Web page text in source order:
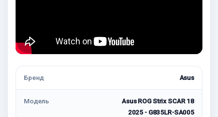
Бренд Asus
Модель
Asus ROG Strix SCAR 18
2025 - G835LR-SA005